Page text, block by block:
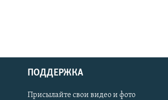
Українською
ПОДДЕРЖКА
Присылайте свои видео и фото